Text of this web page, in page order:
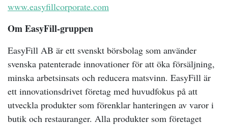
www.easyfillcorporate.com
Om EasyFill-gruppen
EasyFill AB är ett svenskt börsbolag som använder
svenska patenterade innovationer för att öka försäljning,
minska arbetsinsats och reducera matsvinn. EasyFill är
ett innovationsdrivet företag med huvudfokus på att
utveckla produkter som förenklar hanteringen av varor i
butik och restauranger. Alla produkter som företaget